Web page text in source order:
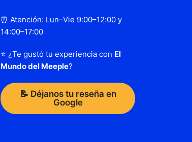
⏰ Atención: Lun–Vie 9:00–12:00 y
14:00–17:00
⭐ ¿Te gustó tu experiencia con El
Mundo del Meeple?
📝 Déjanos tu reseña en
Google